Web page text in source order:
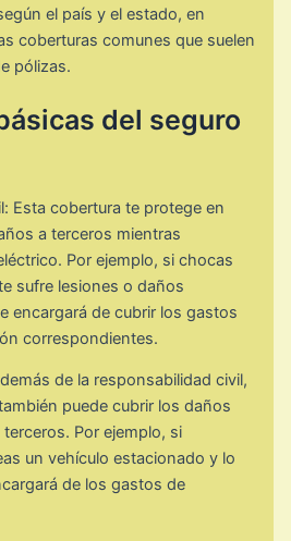
el país y el estado, en
coberturas comunes que suelen
pólizas.
del seguro
Esta cobertura te protege en
a terceros mientras
Por ejemplo, si chocas
sufre lesiones o daños
encargará de cubrir los gastos
correspondientes.
de la responsabilidad civil,
puede cubrir los daños
Por ejemplo, si
un vehículo estacionado y lo
de los gastos de